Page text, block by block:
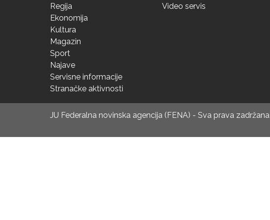
Regija
Ekonomija
Kultura
Magazin
Sport
Najave
Servisne informacije
Stranačke aktivnosti
Video servis
JU Federalna novinska agencija (FENA) - Sva prava zadržana